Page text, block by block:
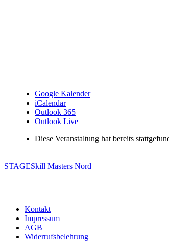
Google Kalender
iCalendar
Outlook 365
Outlook Live
Diese Veranstaltung hat bereits
STAGESkill Masters Nord
Kontakt
Impressum
AGB
Widerrufsbelehrung